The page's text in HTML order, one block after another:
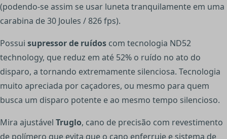
(podendo-se assim se usar luneta tranquilamente em uma
carabina de 30 Joules / 826 fps).
Possui supressor de ruídos com tecnologia ND52
technology, que reduz em até 52% o ruído no ato do
disparo, a tornando extremamente silenciosa. Tecnologia
muito apreciada por caçadores, ou mesmo para quem
busca um disparo potente e ao mesmo tempo silencioso.
Mira ajustável Truglo, cano de precisão com revestimento
de polímero que evita que o cano enferruje e sistema de